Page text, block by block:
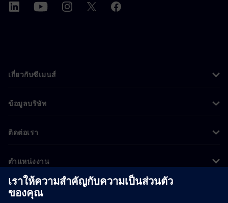
เกี่ยวกับซีเมนส์
ข้อมูลบริษัท
ติดต่อเรา
ตำแหน่งงาน